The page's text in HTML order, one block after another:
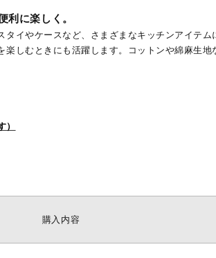
利に楽しく。
イやケースなど、さまざまなキッチンアイテ
しむときにも活躍します。コットンや綿麻生地
購入内容